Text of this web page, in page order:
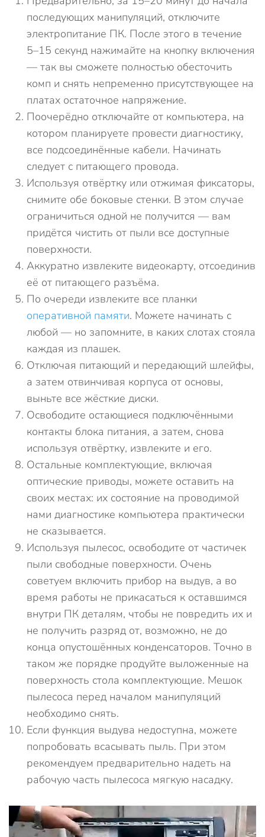
последующих манипуляций, отключите
электропитание ПК. После этого в течение
5–15 секунд нажимайте на кнопку включения
— так вы сможете полностью обесточить
комп и снять непременно присутствующее на
платах остаточное напряжение.
Поочерёдно отключайте от компьютера, на
котором планируете провести диагностику,
все подсоединённые кабели. Начинать
следует с питающего провода.
Используя отвёртку или отжимая фиксаторы,
снимите обе боковые стенки. В этом случае
ограничиться одной не получится — вам
придётся чистить от пыли все доступные
поверхности.
Аккуратно извлеките видеокарту, отсоединив
её от питающего разъёма.
По очереди извлеките все планки
оперативной памяти. Можете начинать с
любой — но запомните, в каких слотах стояла
каждая из плашек.
Отключая питающий и передающий шлейфы,
а затем отвинчивая корпуса от основы,
выньте все жёсткие диски.
Освободите остающиеся подключёнными
контакты блока питания, а затем, снова
используя отвёртку, извлеките и его.
Остальные комплектующие, включая
оптические приводы, можете оставить на
своих местах: их состояние на проводимой
нами диагностике компьютера практически
не сказывается.
Используя пылесос, освободите от частичек
пыли свободные поверхности. Очень
советуем включить прибор на выдув, а во
время работы не прикасаться к оставшимся
внутри ПК деталям, чтобы не повредить их и
не получить разряд от, возможно, не до
конца опустошённых конденсаторов. Точно в
таком же порядке продуйте выложенные на
поверхность стола комплектующие. Мешок
пылесоса перед началом манипуляций
необходимо снять.
Если функция выдува недоступна, можете
попробовать всасывать пыль. При этом
рекомендуем предварительно надеть на
рабочую часть пылесоса мягкую насадку.